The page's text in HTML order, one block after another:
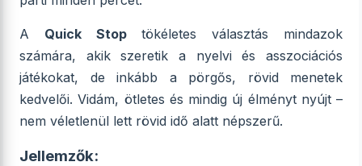
A Quick Stoptökéletes választás mindazok
számára, akik szeretik a nyelvi és asszociációs
játékokat, de inkább a pörgős, rövid menetek
kedvelői. Vidám, ötletes és mindig új élményt nyújt –
nem véletlenül lett rövid idő alatt népszerű.
Jellemzők: